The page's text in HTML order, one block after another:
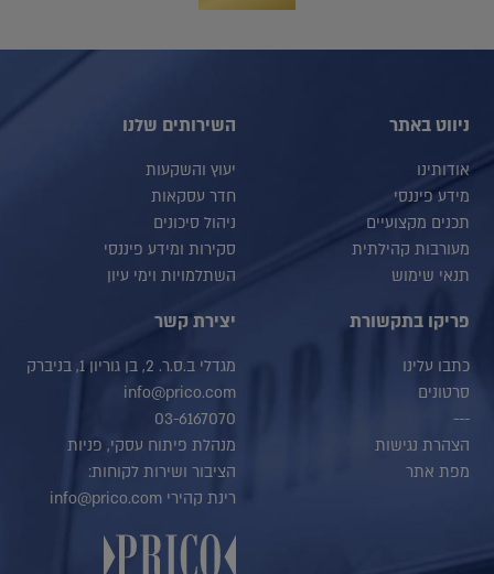
ניווט באתר
אודותינו
מידע פיננסי
תכנים מקצועיים
מעורבות קהילתית
תנאי שימוש
השירותים שלנו
יעוץ והשקעות
חדר עסקאות
ניהול סיכונים
סקירות ומידע פיננסי
השתלמויות וימי עיון
פריקו בתקשורת
כתבו עלינו
סרטונים
---
הצהרת נגישות
מפת אתר
יצירת קשר
מגדלי ב.ס.ר. 2, בן גוריון 1, בניברק
info@prico.com
03-6167070
מנהלת פיתוח עסקי, פניות
הציבור ושירות לקוחות:
רינת קהירי info@prico.com